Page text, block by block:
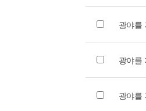
광야를
광야를
광야를